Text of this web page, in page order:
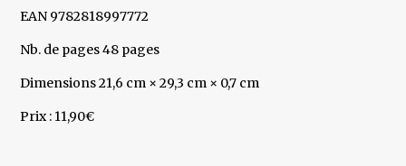
EAN 9782818997772
Nb. de pages 48 pages
Dimensions 21,6 cm × 29,3 cm × 0,7 cm
Prix : 11,90€